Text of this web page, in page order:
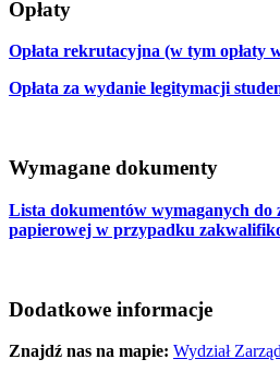
Opłaty
Opłata rekrutacyjna (w tym opłaty
Opłata za wydanie legitymacji
Wymagane dokumenty
Lista dokumentów wymaganych do
papierowej w przypadku
Dodatkowe informacje
Znajdź nas na mapie: Wydział